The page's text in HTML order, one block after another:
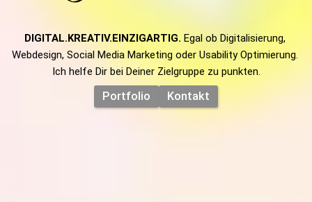
DIGITAL.KREATIV.EINZIGARTIG. Egal ob Digitalisierung,
Webdesign, Social Media Marketing oder Usability Optimierung.
Ich helfe Dir bei Deiner Zielgruppe zu punkten.
Portfolio Kontakt